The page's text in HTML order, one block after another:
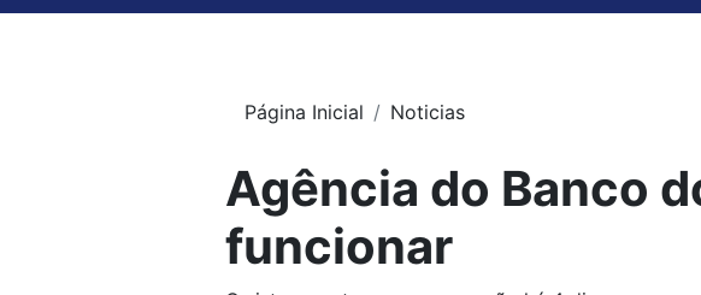
Página Inicial Noticias
Agência do Banco
funcionar